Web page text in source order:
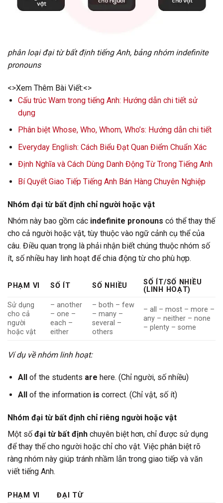
phân loại đại từ bất định tiếng Anh, bảng nhóm indefinite
pronouns
<>Xem Thêm Bài Viết:<>
Cấu trúc Warn trong tiếng Anh: Hướng dẫn chi tiết sử
dụng
Phân biệt Whose, Who, Whom, Who’s: Hướng dẫn chi tiết
Everyday English: Cách Biểu Đạt Quan Điểm Chuẩn Xác
Định Nghĩa và Cách Dùng Danh Động Từ Trong Tiếng Anh
Bí Quyết Giao Tiếp Tiếng Anh Bán Hàng Chuyên Nghiệp
Nhóm đại từ bất định chỉ người hoặc vật
Nhóm này bao gồm các indefinite pronouns có thể thay thế
cho cả người hoặc vật, tùy thuộc vào ngữ cảnh cụ thể của
câu. Điều quan trọng là phải nhận biết chúng thuộc nhóm số
ít, số nhiều hay linh hoạt để chia động từ cho phù hợp.
PHẠM VI SỐ ÍT SỐ NHIỀU
SỐ ÍT/SỐ NHIỀU
(LINH HOẠT)
Sử dụng
cho cả
người
hoặc vật
– another
– one –
each –
either
– both – few
– many –
several –
others
– all – most – more –
any – neither – none
– plenty – some
Ví dụ về nhóm linh hoạt:
All of the students are here. (Chỉ người, số nhiều)
Allof the information is correct. (Chỉ vật, số ít)
Nhóm đại từ bất định chỉ riêng người hoặc vật
Một số đại từ bất định chuyên biệt hơn, chỉ được sử dụng
để thay thế cho người hoặc chỉ cho vật. Việc phân biệt rõ
ràng nhóm này giúp tránh nhầm lẫn trong giao tiếp và văn
viết tiếng Anh.
PHẠM VI ĐẠI TỪ